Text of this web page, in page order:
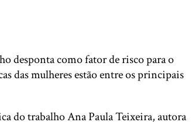
desponta como fator de risco para o
das mulheres estão entre os principais
do trabalho Ana Paula Teixeira, autora